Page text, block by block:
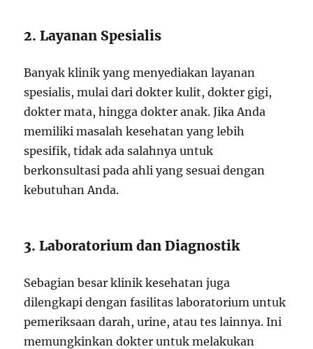
2. Layanan Spesialis
Banyak klinik yang menyediakan layanan
spesialis, mulai dari dokter kulit, dokter gigi,
dokter mata, hingga dokter anak. Jika Anda
memiliki masalah kesehatan yang lebih
spesifik, tidak ada salahnya untuk
berkonsultasi pada ahli yang sesuai dengan
kebutuhan Anda.
3. Laboratorium dan Diagnostik
Sebagian besar klinik kesehatan juga
dilengkapi dengan fasilitas laboratorium untuk
pemeriksaan darah, urine, atau tes lainnya. Ini
memungkinkan dokter untuk melakukan